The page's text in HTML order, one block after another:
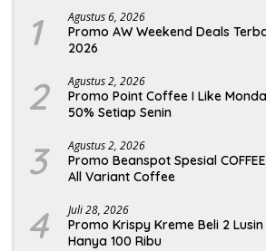
1 Agustus 6, 2026
Promo AW Weekend Deals
2026
2 Agustus 2, 2026
Promo Point Coffee I Like
50% Setiap Senin
3 Agustus 2, 2026
Promo Beanspot Spesial
All Variant Coffee
4 Juli 28, 2026
Promo Krispy Kreme Beli 2
Hanya 100 Ribu